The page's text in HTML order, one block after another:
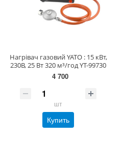
Нагрівач газовий YATO : 15 кВт,
230В, 25 Вт 320 м³/год YT-99730
4 700
шт
Купить